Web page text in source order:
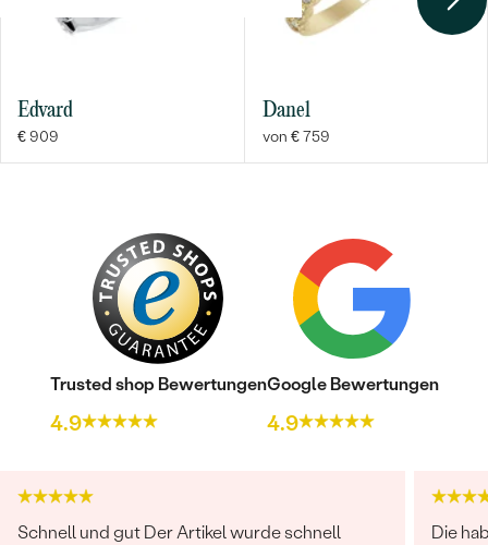
Edvard
€ 909
Danel
von € 759
Trusted shop Bewertungen
4.9
Google Bewertungen
4.9
Schnell und gut Der Artikel wurde schnell
Die